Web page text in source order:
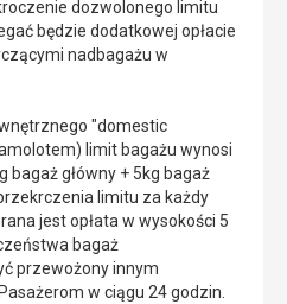
dozwolonego limitu
będzie dodatkowej opłacie
nadbagażu w
"domestic
limit bagażu wynosi
bagaż główny + 5kg bagaż
limitu za każdy
jest opłata w wysokości 5
bagaż
przewożony innym
w ciągu 24 godzin.